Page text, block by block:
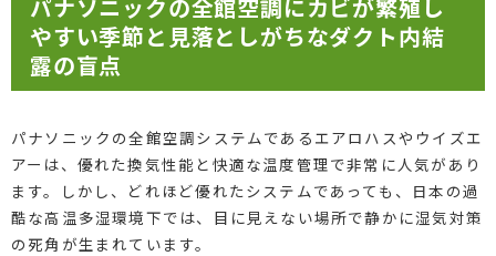
パナソニックの全館空調にカビが繁殖し
やすい季節と見落としがちなダクト内結
露の盲点
パナソニックの全館空調システムであるエアロハスやウイズエ
アーは、優れた換気性能と快適な温度管理で非常に人気があり
ます。しかし、どれほど優れたシステムであっても、日本の過
酷な高温多湿環境下では、目に見えない場所で静かに湿気対策
の死角が生まれています。